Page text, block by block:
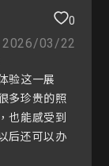
0
2026/03/22
验这一展
多珍贵的照
也能感受到
后还可以办